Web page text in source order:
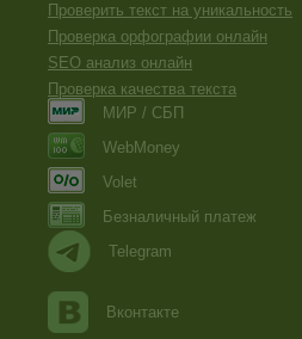
Проверить текст на уникальность
Проверка орфографии онлайн
SEO анализ онлайн
Проверка качества текста
МИР / СБП
WebMoney
Volet
Безналичный платеж
Telegram
Вконтакте